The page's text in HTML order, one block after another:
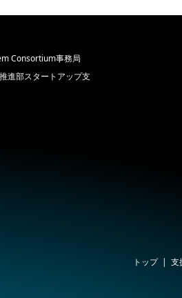
Consortium事務局
進部スタートアップ支
トップ 支